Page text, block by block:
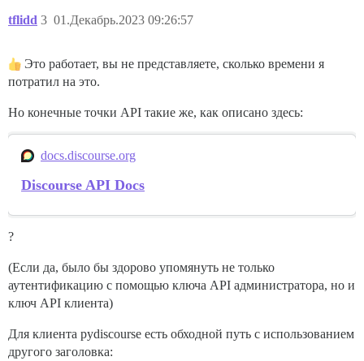
tflidd 01.Декабрь.2023 09:26:57
3
Это работает, вы не представляете, сколько времени я
потратил на это.
Но конечные точки API такие же, как описано здесь:
docs.discourse.org
Discourse API Docs
?
(Если да, было бы здорово упомянуть не только
аутентификацию с помощью ключа API администратора, но и
ключ API клиента)
Для клиента pydiscourse есть обходной путь с использованием
другого заголовка: